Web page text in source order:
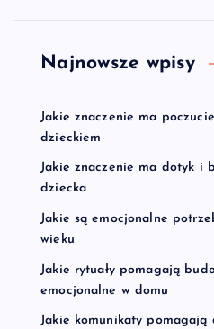
Najnowsze wpisy
Jakie znaczenie ma
dzieckiem
Jakie znaczenie ma dotyk i
dziecka
Jakie są emocjonalne
wieku
Jakie rytuały pomagają
emocjonalne w domu
Jakie komunikaty pomagają